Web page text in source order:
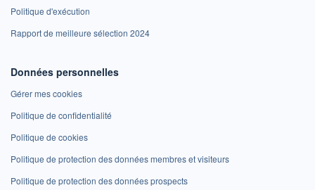
Politique d'exécution
Rapport de meilleure sélection 2024
Données personnelles
Gérer mes cookies
Politique de confidentialité
Politique de cookies
Politique de protection des données membres et visiteurs
Politique de protection des données prospects